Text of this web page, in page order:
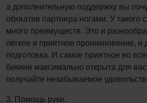
а дополнительную поддержку вы
обхватив партнера ногами. У такого
много преимуществ. Это и
лёгкое и приятное проникновение, и
подготовка. И самое приятное во
бикини максимально открыта для
получайте незабываемое
3. Помощь руки.